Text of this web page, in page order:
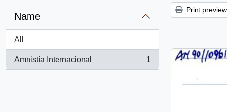
Name
All
Amnistía Internacional
, 1 results
1
Print preview